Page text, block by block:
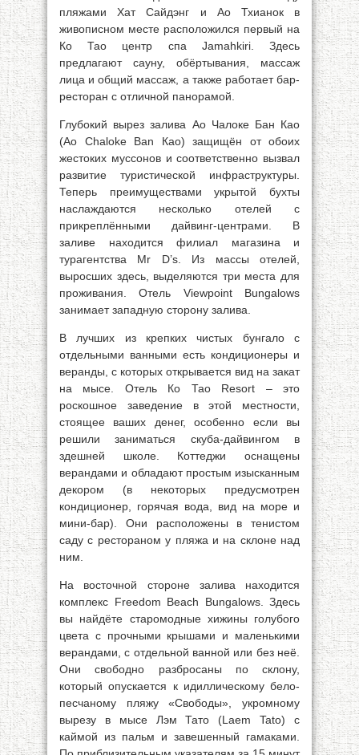
пляжами Хат Сайдэнг и Ао Тхианок в
живописном месте расположился первый на
Ко Тао центр спа Jamahkiri. Здесь
предлагают сауну, обёртывания, массаж
лица и общий массаж, а также работает бар-
ресторан с отличной панорамой.
Глубокий вырез залива Ао Чалоке Бан Као
(Ао Chaloke Ban Као) защищён от обоих
жестоких муссонов и соответственно вызвал
развитие туристической инфраструктуры.
Теперь преимуществами укрытой бухты
наслаждаются несколько отелей с
прикреплёнными дайвинг-центрами. В
заливе находится филиал магазина и
турагентства Mr D’s. Из массы отелей,
выросших здесь, выделяются три места для
проживания. Отель Viewpoint Bungalows
занимает западную сторону залива.
В лучших из крепких чистых бунгало с
отдельными ванными есть кондиционеры и
веранды, с которых открывается вид на закат
на мысе. Отель Ко Тао Resort – это
роскошное заведение в этой местности,
стоящее ваших денег, особенно если вы
решили заниматься скуба-дайвингом в
здешней школе. Коттеджи оснащены
верандами и обладают простым изысканным
декором (в некоторых предусмотрен
кондиционер, горячая вода, вид на море и
мини-бар). Они расположены в тенистом
саду с рестораном у пляжа и на склоне над
ним.
На восточной стороне залива находится
комплекс Freedom Beach Bungalows. Здесь
вы найдёте старомодные хижины голубого
цвета с прочными крышами и маленькими
верандами, с отдельной ванной или без неё.
Они свободно разбросаны по склону,
который опускается к идиллическому бело-
песчаному пляжу «Свободы», укромному
вырезу в мысе Лэм Тато (Laem Tato) с
каймой из пальм и завешенный гамаками.